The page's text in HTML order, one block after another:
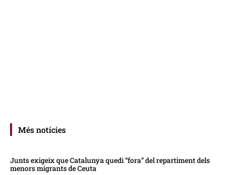
Més notícies
Junts exigeix que Catalunya quedi “fora” del repartiment dels
menors migrants de Ceuta